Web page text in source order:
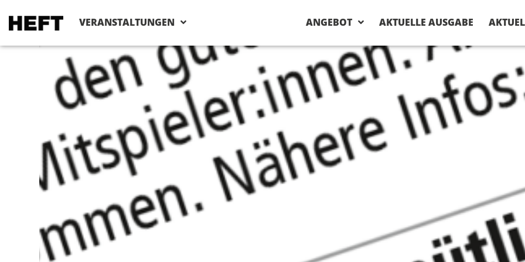
VERANSTALTUNGEN ANGEBOT AKTUELLE AUSGABE